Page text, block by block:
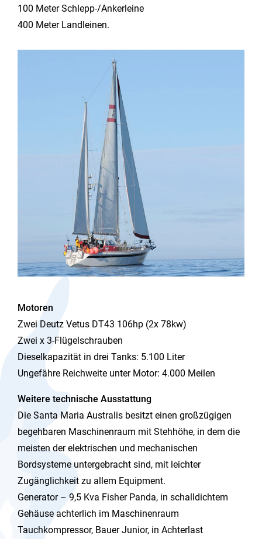
100 Meter Schlepp-/Ankerleine
400 Meter Landleinen.
Motoren
Zwei Deutz Vetus DT43 106hp (2x 78kw)
Zwei x 3-Flügelschrauben
Dieselkapazität in drei Tanks: 5.100 Liter
Ungefähre Reichweite unter Motor: 4.000 Meilen
Weitere technische Ausstattung
Die Santa Maria Australis besitzt einen großzügigen
begehbaren Maschinenraum mit Stehhöhe, in dem die
meisten der elektrischen und mechanischen
Bordsysteme untergebracht sind, mit leichter
Zugänglichkeit zu allem Equipment.
Generator – 9,5 Kva Fisher Panda, in schalldichtem
Gehäuse achterlich im Maschinenraum
Tauchkompressor, Bauer Junior, in Achterlast